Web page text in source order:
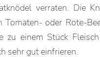
verraten. Die
oder Rote-
zu einem Stück
sehr gut einfrieren.